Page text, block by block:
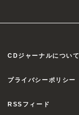
CDジャーナルについて
プライバシーポリシー
RSSフィード